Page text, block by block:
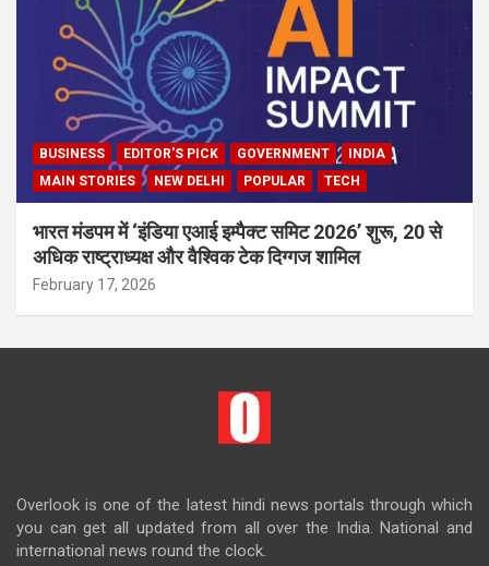
BUSINESS EDITOR'S PICK GOVERNMENT
INDIA
MAIN STORIES
NEW DELHI POPULAR TECH
भारत मंडपम में ‘इंडिया एआई इम्पैक्ट समिट 2026’ शुरू, 20 से
अधिक राष्ट्राध्यक्ष और वैश्विक टेक दिग्गज शामिल
February 17, 2026
Overlook is one of the latest hindi news portals through which
you can get all updated from all over the India. National and
international news round the clock.